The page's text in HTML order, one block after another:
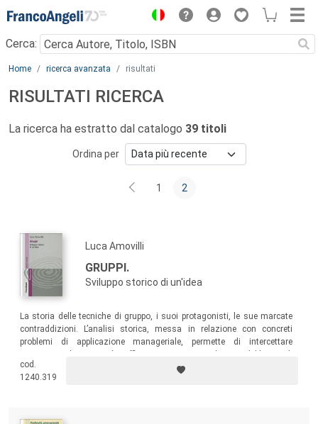
Menu
Cerca:
Main content
Home ricerca avanzata risultati
RISULTATI RICERCA
La ricerca ha estratto dal catalogo 39 titoli
Ordina per
1 2
Luca Amovilli
GRUPPI.
Sviluppo storico di un'idea
La storia delle tecniche di gruppo, i suoi protagonisti, le sue marcate
contraddizioni. L’analisi storica, messa in relazione con concreti
problemi di applicazione manageriale, permette di intercettare
gruppo ma anche le esperienze di successo. Corredano il volume le
immagini e le biografie sia dei primi pionieri che dei più importanti
cod.
1240.319